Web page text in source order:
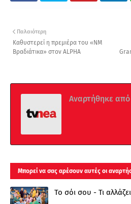
Παλαιότερη
Καθυστερεί η πρεμιέρα του «ΝΜ
Βραδιάτικα» στον ALPHA
Αναρτήθηκε από
Μπορεί να σας αρέσουν αυτές οι
Το σόι σου - Τι